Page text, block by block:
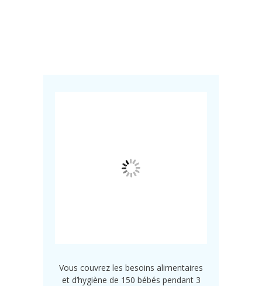
Vous couvrez les besoins alimentaires
et d’hygiène de 150 bébés pendant 3